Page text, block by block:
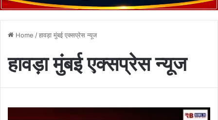
Home /हावड़ा मुंबई एक्सप्रेस न्यूज
हावड़ा मुंबई एक्सप्रेस न्यूज